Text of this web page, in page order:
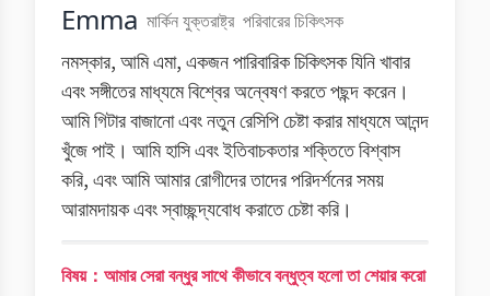
Emma মার্কিন যুক্তরাষ্ট্র পরিবারের চিকিৎসক
নমস্কার, আমি এমা, একজন পারিবারিক চিকিৎসক যিনি খাবার
এবং সঙ্গীতের মাধ্যমে বিশ্বের অন্বেষণ করতে পছন্দ করেন।
আমি গিটার বাজানো এবং নতুন রেসিপি চেষ্টা করার মাধ্যমে আনন্দ
খুঁজে পাই। আমি হাসি এবং ইতিবাচকতার শক্তিতে বিশ্বাস
করি, এবং আমি আমার রোগীদের তাদের পরিদর্শনের সময়
আরামদায়ক এবং স্বাচ্ছন্দ্যবোধ করাতে চেষ্টা করি।
বিষয়：আমার সেরা বন্ধুর সাথে কীভাবে বন্ধুত্ব হলো তা শেয়ার করো